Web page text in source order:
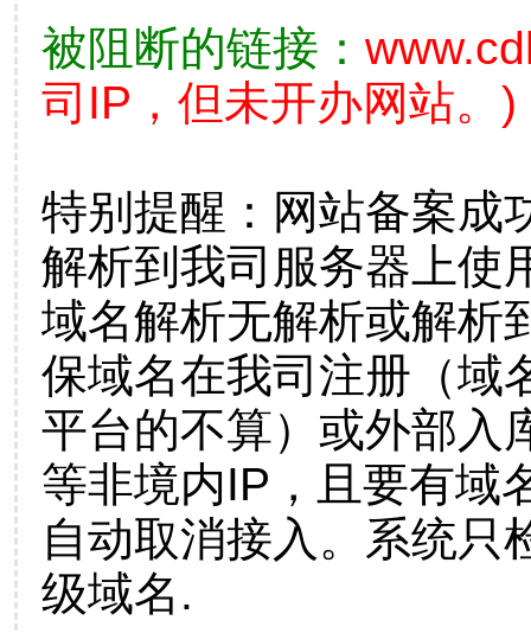
被阻断的链接：
司IP，但未开办网站。)
特别提醒：网站备案成
解析到我司服务器上使
域名解析无解析或解析
保域名在我司注册（域
平台的不算）或外部入
等非境内IP，且要有域
自动取消接入。系统只
级域名.